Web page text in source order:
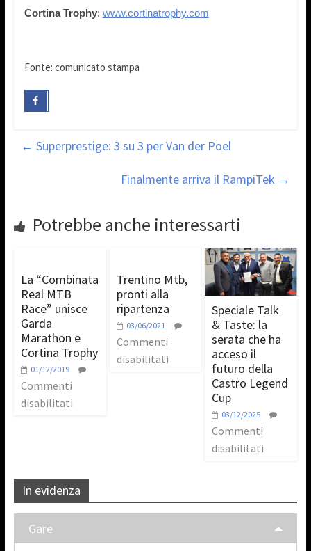
Cortina Trophy: www.cortinatrophy.com
Fonte: comunicato stampa
← Superprestige: 3 su 3 per Van der Poel
Finalmente arriva il RampiTek →
Potrebbe anche interessarti
La “Combinata
Real MTB
Race” unisce
Garda
Marathon e
Cortina Trophy
01/12/2019
Commenti
disabilitati
Trentino Mtb,
pronti alla
ripartenza
03/06/2021
Commenti
disabilitati
Speciale Talk
& Taste: la
serata che ha
acceso il
futuro della
Castro Legend
Cup
03/12/2025
Commenti
disabilitati
In evidenza
Gare